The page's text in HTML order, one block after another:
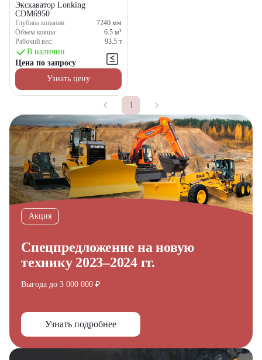
Экскаватор Lonking
CDM6950
Глубина копания: 7240 мм
Объем ковша:
6.5 м³
Рабочий вес:
93.5 т
В наличии
Цена по запросу
Узнать цену
1
Акция
Спецпредложение на новую
технику 2023–2024 гг.
Выгода до 3 000 000 ₽
Узнать подробнее